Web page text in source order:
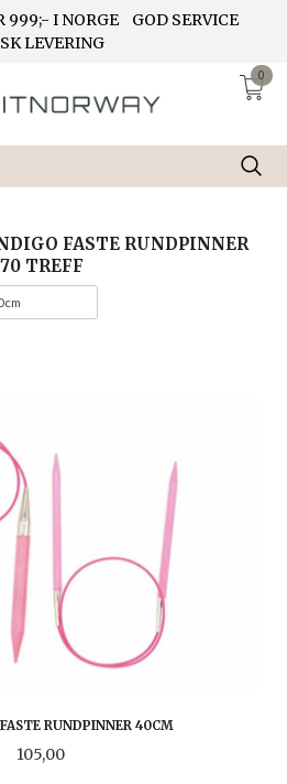
999;- I NORGE
GOD SERVICE
LEVERING
0
FASTE RUNDPINNER
TREFF
RUNDPINNER 40CM
Pris
105,00